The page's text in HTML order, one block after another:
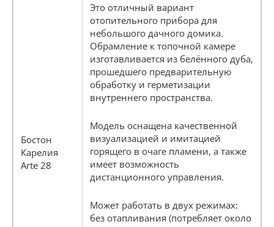
Бостон
Карелия
Arte 28
Это отличный вариант
отопительного прибора для
небольшого дачного домика.
Обрамление к топочной камере
изготавливается из белённого дуба,
прошедшего предварительную
обработку и герметизации
внутреннего пространства.
Модель оснащена качественной
визуализацией и имитацией
горящего в очаге пламени, а также
имеет возможность
дистанционного управления.
Может работать в двух режимах:
без отапливания (потребляет около